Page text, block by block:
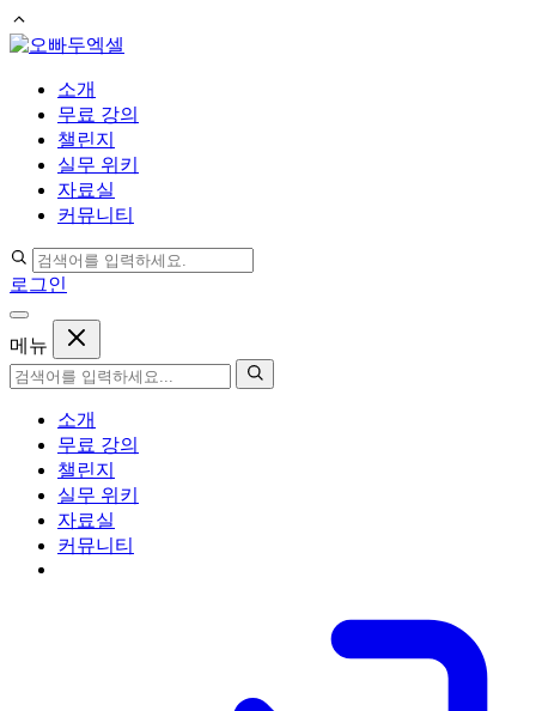
컨
소개
무료 강의
챌린지
실무 위키
자료실
커뮤니티
로그인
메뉴
소개
무료 강의
챌린지
실무 위키
자료실
커뮤니티